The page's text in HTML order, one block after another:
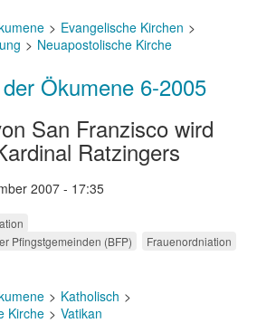
Evangelische Kirchen
Neuapostolische Kirche
Ökumene 6-2005
San Franzisco wird
Ratzingers
2007 - 17:35
Pfingstgemeinden (BFP)
Frauenordniation
Katholisch
Kirche
Vatikan